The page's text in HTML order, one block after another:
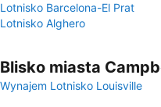
Lotnisko Barcelona-El Prat
Lotnisko Alghero
Blisko miasta
Wynajem Lotnisko Louisville